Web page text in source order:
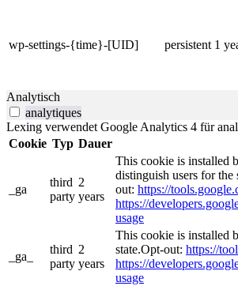
wp-settings-{time}-[UID] persistent 1
Analytisch
analytiques
Lexing verwendet Google Analytics 4 für
Cookie Typ Dauer
_ga
third
party
2
years
This cookie is installed
distinguish users for
out: https://
https://
usage
_ga_
third
party
2
years
This cookie is installed
state.Opt-out: https://
https://
usage